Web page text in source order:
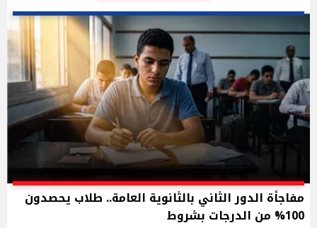
مفاجأة الدور الثاني بالثانوية العامة.. طلاب يحصدون
100% من الدرجات بشروط